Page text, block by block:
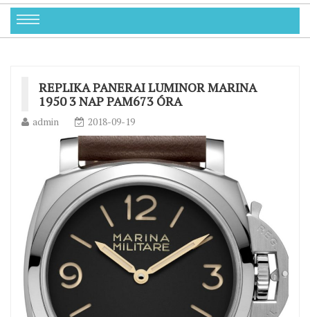
REPLIKA PANERAI LUMINOR MARINA
1950 3 NAP PAM673 ÓRA
admin 2018-09-19